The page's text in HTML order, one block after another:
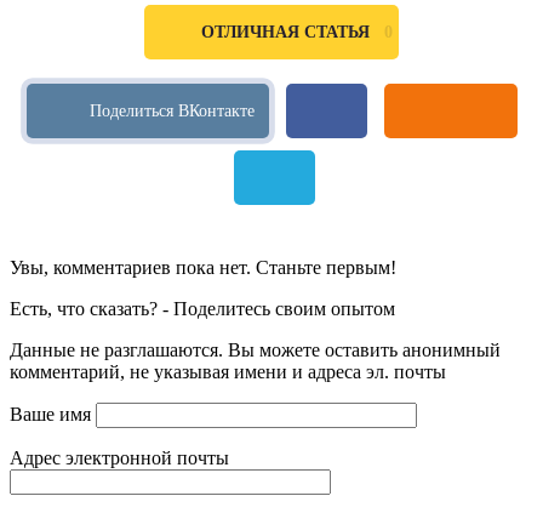
ОТЛИЧНАЯ СТАТЬЯ 0
Увы, комментариев пока нет. Станьте первым!
Есть, что сказать? - Поделитесь своим опытом
Данные не разглашаются. Вы можете оставить анонимный
комментарий, не указывая имени и адреса эл. почты
Ваше имя
Адрес электронной почты